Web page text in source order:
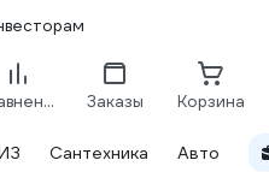
Сравнение Заказы Корзина
Сантехника Авто